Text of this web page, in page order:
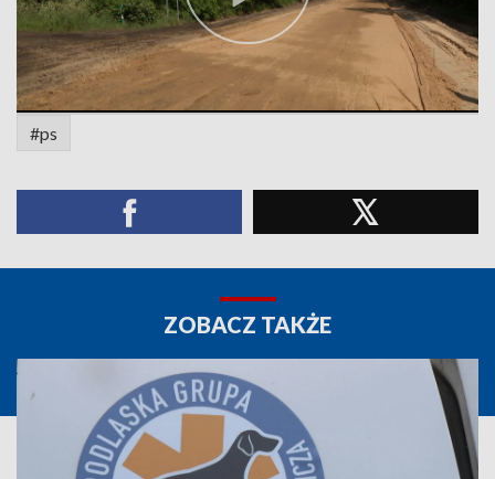
#ps
ZOBACZ TAKŻE